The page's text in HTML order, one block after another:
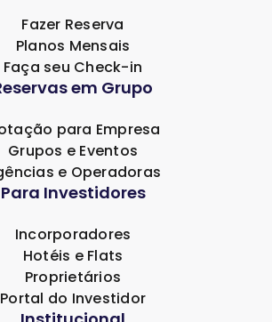
Fazer Reserva
Planos Mensais
Faça seu Check-in
em Grupo
para Empresa
Grupos e Eventos
e Operadoras
Para Investidores
Incorporadores
Hotéis e Flats
Proprietários
Portal do Investidor